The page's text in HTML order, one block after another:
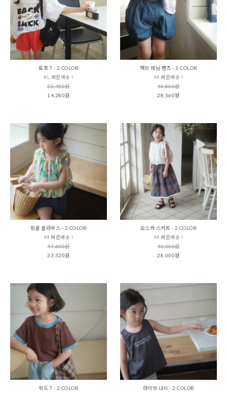
로프 T - 2 COLOR
XL 빠른배송 !
20,400원
14,280원
해브 데님 팬츠 - 2 COLOR
M 빠른배송 !
40,800원
28,560원
링클 블라우스 - 2 COLOR
M 빠른배송 !
47,600원
33,320원
오스카 스커트 - 2 COLOR
M 빠른배송 !
40,000원
28,000원
위드 T - 2 COLOR
라이브 나시 - 2 COLOR